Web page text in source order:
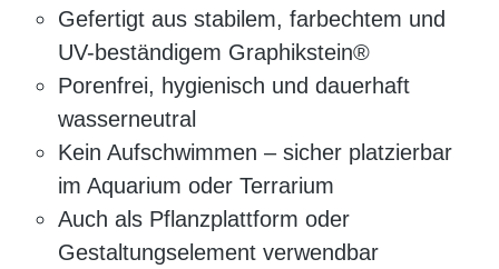
Gefertigt aus stabilem, farbechtem und
UV-beständigem Graphikstein®
Porenfrei, hygienisch und dauerhaft
wasserneutral
Kein Aufschwimmen – sicher platzierbar
im Aquarium oder Terrarium
Auch als Pflanzplattform oder
Gestaltungselement verwendbar